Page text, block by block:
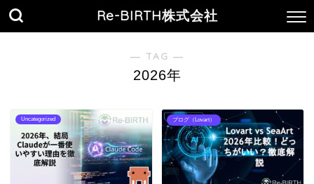
Re-BIRTH株式会社
― TAG ―
2026年
Uncategorized ブログ（Lovart）